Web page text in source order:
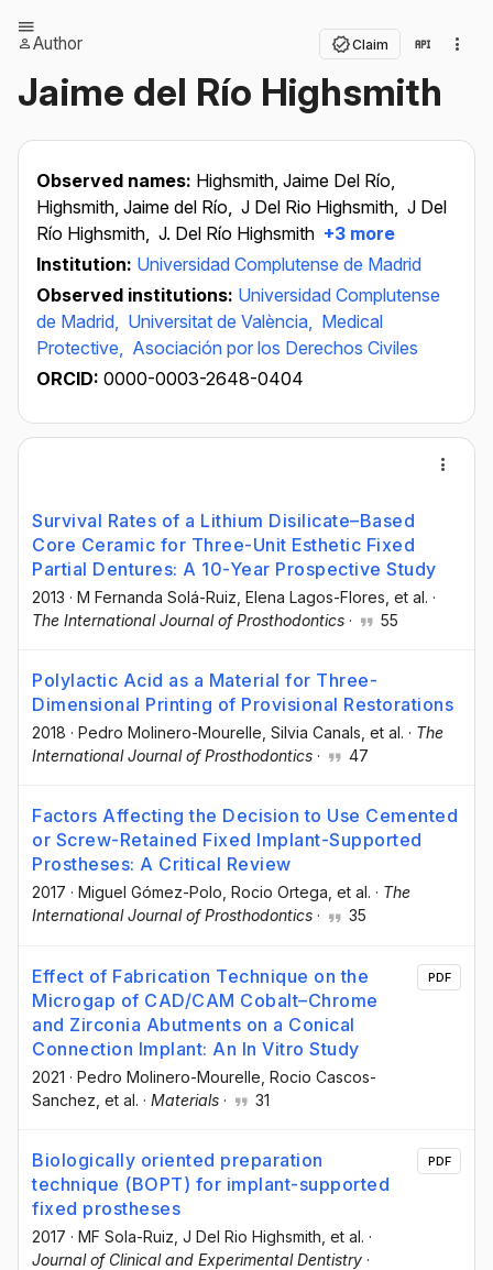
Author Claim
Jaime del Río Highsmith
Observed names: Highsmith, Jaime Del Río,
Highsmith, Jaime del Río, J Del Rio Highsmith, J Del
Río Highsmith, J. Del Río Highsmith +3 more
Institution: Universidad Complutense de Madrid
Observed institutions: Universidad Complutense
de Madrid, Universitat de València, Medical
Protective, Asociación por los Derechos Civiles
ORCID: 0000-0003-2648-0404
Survival Rates of a Lithium Disilicate–Based
Core Ceramic for Three-Unit Esthetic Fixed
Partial Dentures: A 10-Year Prospective Study
2013 · M Fernanda Solá-Ruiz , Elena Lagos-Flores , et al. ·
The International Journal of Prosthodontics · 55
Polylactic Acid as a Material for Three-
Dimensional Printing of Provisional Restorations
2018 · Pedro Molinero-Mourelle , Silvia Canals , et al. · The
International Journal of Prosthodontics · 47
Factors Affecting the Decision to Use Cemented
or Screw-Retained Fixed Implant-Supported
Prostheses: A Critical Review
2017 · Miguel Gómez-Polo , Rocio Ortega , et al. · The
International Journal of Prosthodontics · 35
Effect of Fabrication Technique on the
Microgap of CAD/CAM Cobalt–Chrome
and Zirconia Abutments on a Conical
Connection Implant: An In Vitro Study
2021 · Pedro Molinero-Mourelle , Rocio Cascos-
Sanchez , et al. · Materials · 31
PDF
Biologically oriented preparation
technique (BOPT) for implant-supported
fixed prostheses
2017 · MF Sola-Ruiz , J Del Rio Highsmith , et al. ·
Journal of Clinical and Experimental Dentistry ·
PDF